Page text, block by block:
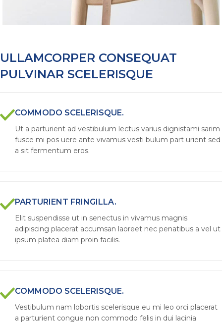
ULLAMCORPER CONSEQUAT
PULVINAR SCELERISQUE
COMMODO SCELERISQUE.
Ut a parturient ad vestibulum lectus varius dignistami sarim
fusce mi pos uere ante vivamus vesti bulum part urient sed
a sit fermentum eros.
PARTURIENT FRINGILLA.
Elit suspendisse ut in senectus in vivamus magnis
adipiscing placerat accumsan laoreet nec penatibus a vel ut
ipsum platea diam proin facilis.
COMMODO SCELERISQUE.
Vestibulum nam lobortis scelerisque eu mi leo orci placerat
a parturient congue non commodo felis in dui lacinia